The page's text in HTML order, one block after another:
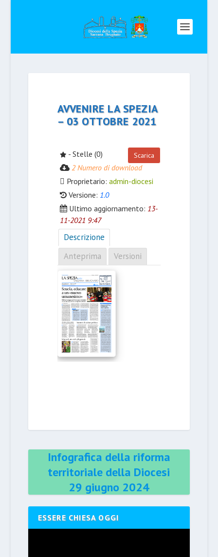
AVVENIRE LA SPEZIA
– 03 OTTOBRE 2021
Scarica
- Stelle (0)
2 Numero di download
Proprietario: admin-diocesi
Versione: 1.0
Ultimo aggiornamento: 13-
11-2021 9:47
Descrizione
Anteprima
Versioni
Infografica della riforma
territoriale della Diocesi
29 giugno 2024
ESSERE CHIESA OGGI